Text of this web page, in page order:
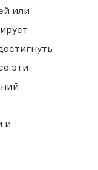
или
эти
и